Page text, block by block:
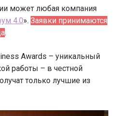
может любая компания
4.0». Заявки принимаются
.
Awards – уникальный
работы – в честной
только лучшие из